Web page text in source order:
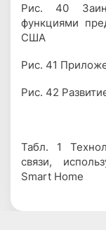
Рис. 40
функциями
США
Рис. 41
Рис. 42
Табл. 1
связи,
Smart Home